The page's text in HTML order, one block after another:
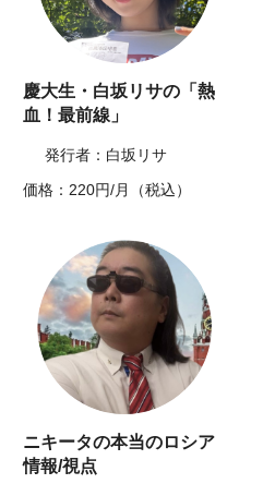
慶大生・白坂リサの「熱
血！最前線」
発行者：白坂リサ
価格：220円/月（税込）
ニキータの本当のロシア
情報/視点